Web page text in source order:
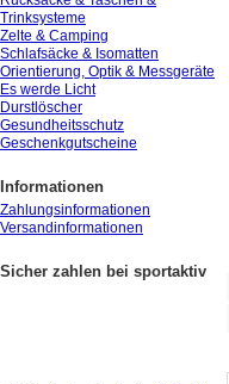
Trinksysteme
Zelte & Camping
Schlafsäcke & Isomatten
Orientierung, Optik & Messgeräte
Es werde Licht
Durstlöscher
Gesundheitsschutz
Geschenkgutscheine
Informationen
Zahlungsinformationen
Versandinformationen
Sicher zahlen bei sportaktiv